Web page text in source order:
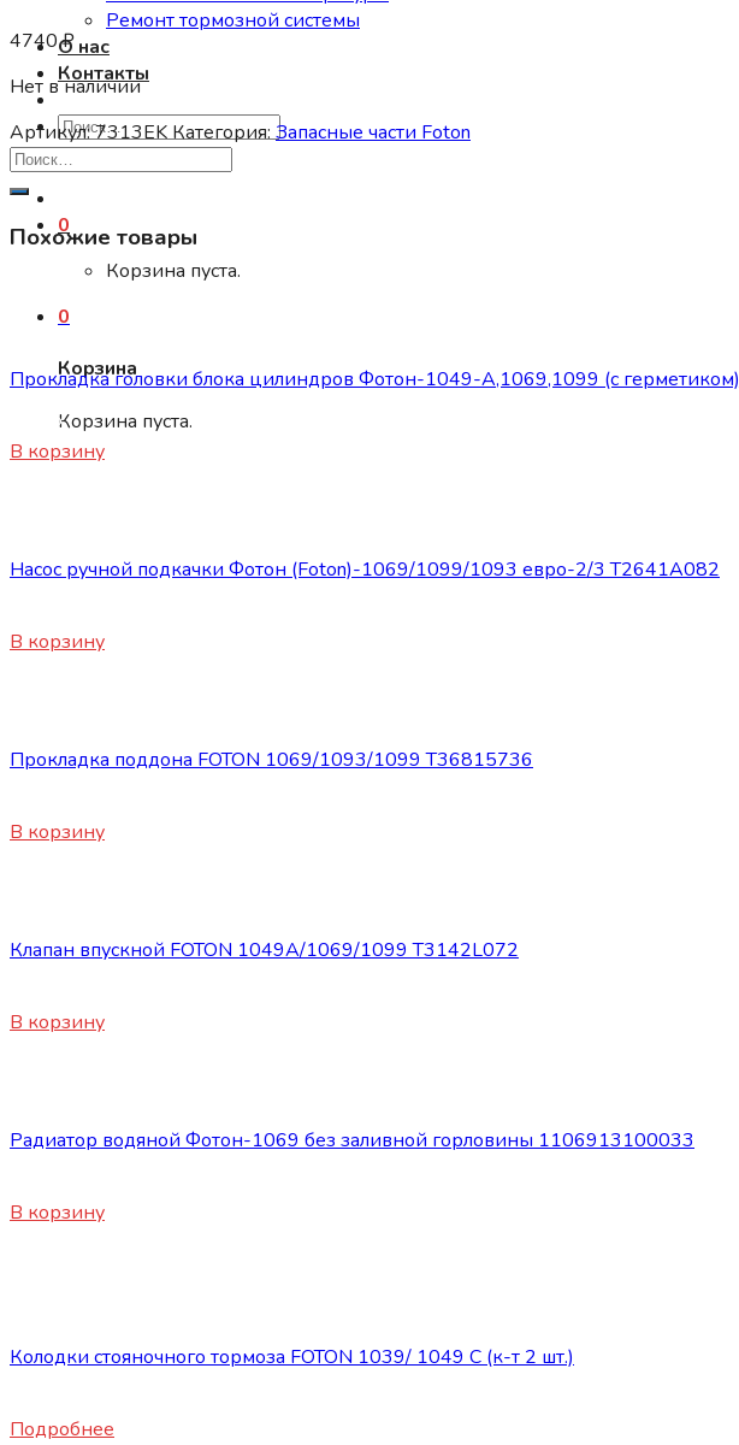
Ремонт тормозной системы
О нас
Контакты
Искать:
0
Корзина пуста.
0
Корзина
Корзина пуста.
4740₽
Нет в наличии
Артикул:7313EKКатегория:Запасные части Foton
Похожие товары
Запасные части Foton
Прокладка головки блока цилиндров Фотон-1049-А,1069,1099 (с герметиком)
₽
В корзину
Насос ручной подкачки Фотон (Foton)-1069/1099/1093 евро-2/3 T2641A082
В корзину
Прокладка поддона FOTON 1069/1093/1099 Т36815736
В корзину
Клапан впускной FOTON 1049А/1069/1099 Т3142L072
В корзину
Радиатор водяной Фотон-1069 без заливной горловины 1106913100033
В корзину
Колодки стояночного тормоза FOTON 1039/ 1049 C (к-т 2 шт.)
Подробнее